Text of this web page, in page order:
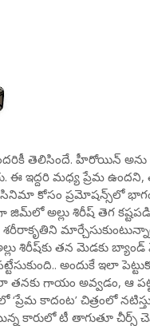
తెలిసిందే. హీరోయిన్ అను
ఇద్దరి మధ్య ప్రేమ ఉందని,
కోసం ప్రమోషన్స్‌లో
జిమ్‌లో అల్లు శిరీష్ తెగ
శిరీష్‌కు తన మెడకు
అందుకే ఇలా
గాయం అవ్వడం, ఆ
‘ప్రేమ కాదంట’ చిత్రంలో
కారులో టీ తాగుతూ చీర్స్